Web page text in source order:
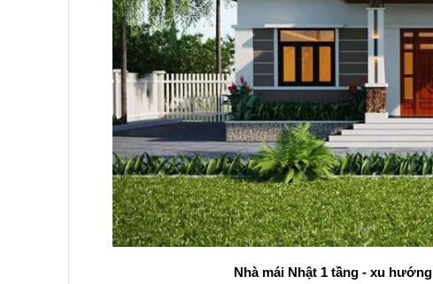
Nhà mái Nhật 1 tầng - xu